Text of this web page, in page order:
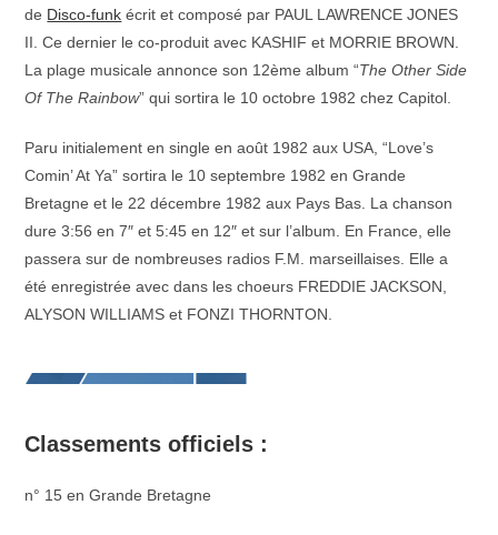
de Disco-funk écrit et composé par PAUL LAWRENCE JONES
II. Ce dernier le co-produit avec KASHIF et MORRIE BROWN.
La plage musicale annonce son 12ème album “The Other Side
Of The Rainbow” qui sortira le 10 octobre 1982 chez Capitol.
Paru initialement en single en août 1982 aux USA, “Love’s
Comin’ At Ya” sortira le 10 septembre 1982 en Grande
Bretagne et le 22 décembre 1982 aux Pays Bas. La chanson
dure 3:56 en 7″ et 5:45 en 12″ et sur l’album. En France, elle
passera sur de nombreuses radios F.M. marseillaises. Elle a
été enregistrée avec dans les choeurs FREDDIE JACKSON,
ALYSON WILLIAMS et FONZI THORNTON.
Classements officiels :
n° 15 en Grande Bretagne